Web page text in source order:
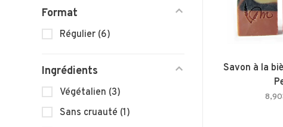
Format
Régulier (6)
Ingrédients
Végétalien (3)
Sans cruauté (1)
Savon à la